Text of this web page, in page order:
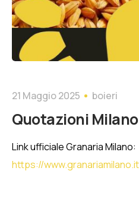
21 Maggio 2025 boieri
Quotazioni
Link ufficiale Granaria Milano:
https://